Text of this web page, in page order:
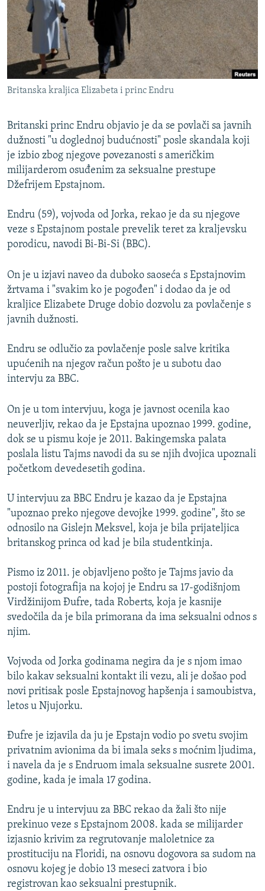
ISPRIČAJ MI
DNEVNO@RSE
SPECIJALI RSE
VIŠE OD NASLOVA
GENOCID U SREBRENICI
POPLAVE I KLIZIŠTA U BIH 2024.
TV LIBERTY
POST SCRIPTUM
MOJA EVROPA
SVE KARTE DEJTONA
NASTANAK I RASPAD JUGOSLAVIJE
PRATITE NAS
Sve RFE/RL stranice
Britanska kraljica Elizabeta i princ Endru
Britanski princ Endru objavio je da se povlači sa javnih
dužnosti "u doglednoj budućnosti" posle skandala koji
je izbio zbog njegove povezanosti s američkim
milijarderom osuđenim za seksualne prestupe
Džefrijem Epstajnom.
Endru (59), vojvoda od Jorka, rekao je da su njegove
veze s Epstajnom postale prevelik teret za kraljevsku
porodicu, navodi Bi-Bi-Si (BBC).
On je u izjavi naveo da duboko saoseća s Epstajnovim
žrtvama i "svakim ko je pogođen" i dodao da je od
kraljice Elizabete Druge dobio dozvolu za povlačenje s
javnih dužnosti.
Endru se odlučio za povlačenje posle salve kritika
upućenih na njegov račun pošto je u subotu dao
intervju za BBC.
On je u tom intervjuu, koga je javnost ocenila kao
neuverljiv, rekao da je Epstajna upoznao 1999. godine,
dok se u pismu koje je 2011. Bakingemska palata
poslala listu Tajms navodi da su se njih dvojica upoznali
početkom devedesetih godina.
U intervjuu za BBC Endru je kazao da je Epstajna
"upoznao preko njegove devojke 1999. godine", što se
odnosilo na Gislejn Meksvel, koja je bila prijateljica
britanskog princa od kad je bila studentkinja.
Pismo iz 2011. je objavljeno pošto je Tajms javio da
postoji fotografija na kojoj je Endru sa 17-godišnjom
Virdžinijom Đufre, tada Roberts, koja je kasnije
svedočila da je bila primorana da ima seksualni odnos s
njim.
Vojvoda od Jorka godinama negira da je s njom imao
bilo kakav seksualni kontakt ili vezu, ali je došao pod
novi pritisak posle Epstajnovog hapšenja i samoubistva,
letos u Njujorku.
Đufre je izjavila da ju je Epstajn vodio po svetu svojim
privatnim avionima da bi imala seks s moćnim ljudima,
i navela da je s Endruom imala seksualne susrete 2001.
godine, kada je imala 17 godina.
Endru je u intervjuu za BBC rekao da žali što nije
prekinuo veze s Epstajnom 2008. kada se milijarder
izjasnio krivim za regrutovanje maloletnice za
prostituciju na Floridi, na osnovu dogovora sa sudom na
osnovu kojeg je dobio 13 meseci zatvora i bio
registrovan kao seksualni prestupnik.